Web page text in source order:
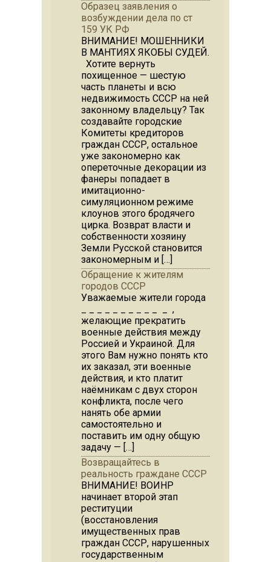
Образец заявления о
возбуждении дела по ст
159 УК РФ
ВНИМАНИЕ! МОШЕННИКИ
В МАНТИЯХ ЯКОБЫ СУДЕЙ.
Хотите вернуть
похищенное — шестую
часть планеты и всю
недвижимость СССР на ней
законному владельцу? Так
создавайте городские
Комитеты кредиторов
граждан СССР, остальное
уже закономерно как
опереточные декорации из
фанеры попадает в
имитационно-
симуляционном режиме
клоунов этого бродячего
цирка. Возврат власти и
собственности хозяину
Земли Русской становится
закономерным и […]
Обращение к жителям
городов СССР
Уважаемые жители города
_ _ _ _ _ _ _ _ _ _ _ ,
желающие прекратить
военные действия между
Россией и Украиной. Для
этого Вам нужно понять кто
их заказал, эти военные
действия, и кто платит
наёмникам с двух сторон
конфликта, после чего
нанять обе армии
самостоятельно и
поставить им одну общую
задачу — […]
Возвращайтесь в
реальность граждане СССР
ВНИМАНИЕ! ВОИНР
начинает второй этап
реституции
(восстановления
имущественных прав
граждан СССР, нарушенных
государственным